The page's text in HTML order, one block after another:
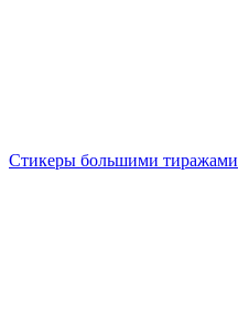
Стикеры большими тиражами